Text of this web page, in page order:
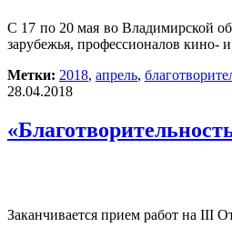
С 17 по 20 мая во Владимирской
зарубежья, профессионалов кино-
Метки: 2018, апрель,
28.04.2018
Заканчивается прием работ на III